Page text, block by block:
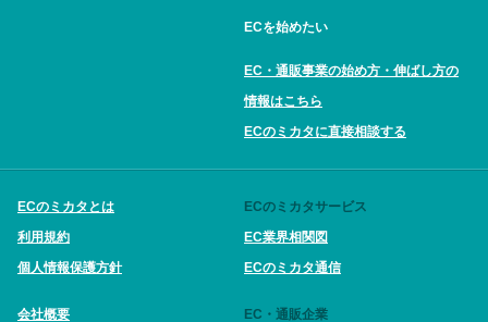
ECを始めたい
EC・通販事業の始め方・伸ばし方の
情報はこちら
ECのミカタに直接相談する
ECのミカタとは
利用規約
個人情報保護方針
会社概要
ECのミカタサービス
EC業界相関図
ECのミカタ通信
EC・通販企業